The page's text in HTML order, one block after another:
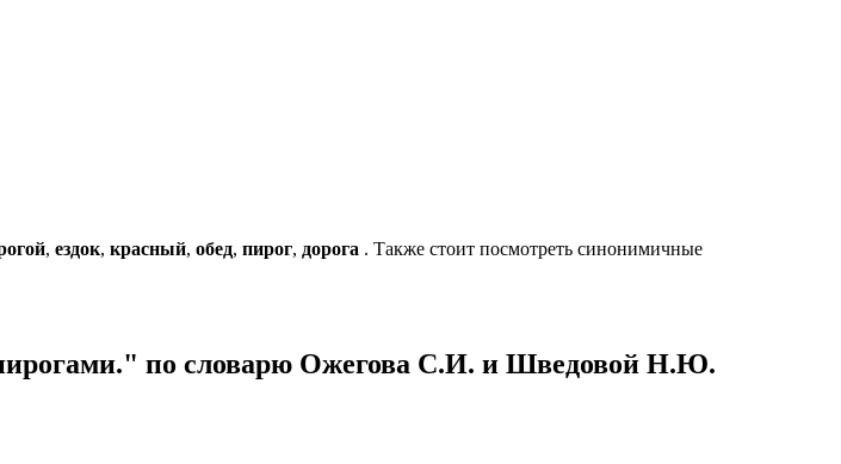
, ездок, красный, обед, пирог, дорога . Также стоит посмотреть синонимичные
по словарю Ожегова С.И. и Шведовой Н.Ю.